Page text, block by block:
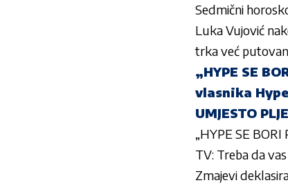
Sedmični
Luka Vujović
trka već
„HYPE SE
vlasnika
UMJESTO
„HYPE SE
TV: Treba da
Zmajevi